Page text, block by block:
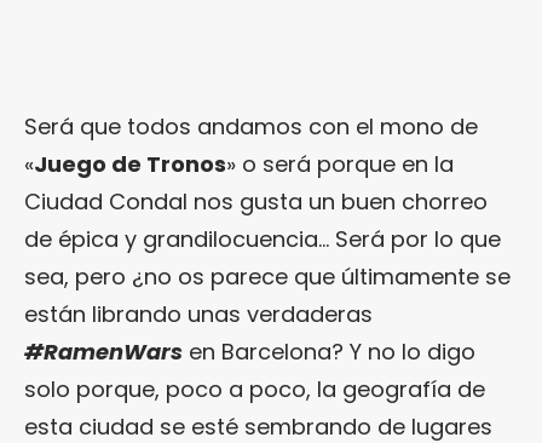
Será que todos andamos con el mono de
«Juego de Tronos» o será porque en la
Ciudad Condal nos gusta un buen chorreo
de épica y grandilocuencia… Será por lo que
sea, pero ¿no os parece que últimamente se
están librando unas verdaderas
#RamenWars en Barcelona? Y no lo digo
solo porque, poco a poco, la geografía de
esta ciudad se esté sembrando de lugares